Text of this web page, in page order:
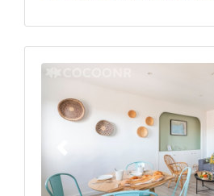
Précédent